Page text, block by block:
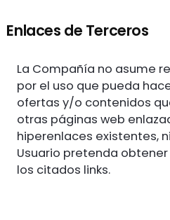
Enlaces de Terceros
La Compañía no asume
por el uso que pueda
ofertas y/o contenidos
otras páginas web
hiperenlaces existentes,
Usuario pretenda
los citados links.